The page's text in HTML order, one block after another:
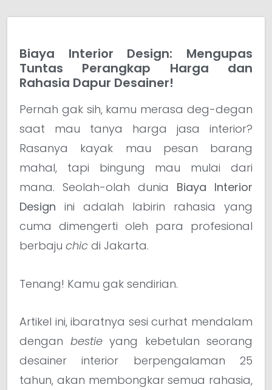
Biaya Interior Design: Mengupas
Tuntas Perangkap Harga dan
Rahasia Dapur Desainer!
Pernah gak sih, kamu merasa deg-degan
saat mau tanya harga jasa interior?
Rasanya kayak mau pesan barang
mahal, tapi bingung mau mulai dari
mana. Seolah-olah dunia Biaya Interior
Design ini adalah labirin rahasia yang
cuma dimengerti oleh para profesional
berbaju chic di Jakarta.
Tenang! Kamu gak sendirian.
Artikel ini, ibaratnya sesi curhat mendalam
dengan bestieyang kebetulan seorang
desainer interior berpengalaman 25
tahun, akan membongkar semua rahasia,